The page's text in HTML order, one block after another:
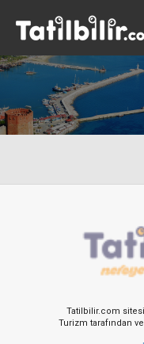
Tatilbilir.com
Turizm tarafından